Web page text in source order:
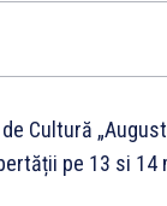
Cultură
pe 13 si 14